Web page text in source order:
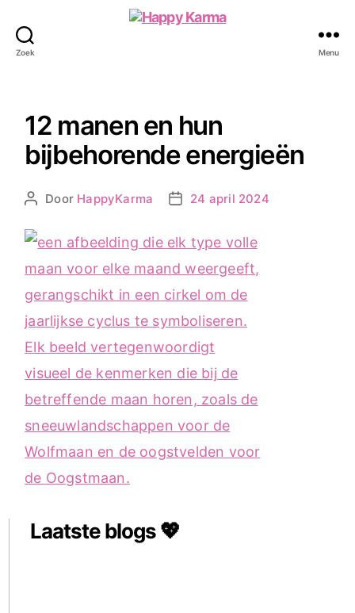
Zoek Menu
12 manen en hun
bijbehorende energieën
Berichtauteur
Door HappyKarma Berichtdatum
24 april 2024
Laatste blogs 💖